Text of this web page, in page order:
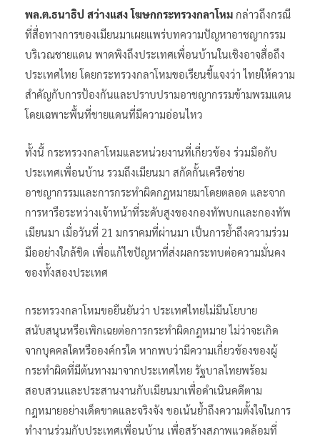
พล.ต.ธนาธิป สว่างแสง โฆษกกระทรวง​กลาโหม​ กล่าวถึงกรณี
ที่สื่อทางการของเมียนมาเผยแพร่บทความปัญหาอาชญากรรม
บริเวณชายแดน พาดพิงถึงประเทศเพื่อนบ้านในเชิงอาจสื่อถึง
ประเทศไทย โดยกระทรวงกลาโหมขอเรียนชี้แจงว่า ไทยให้ความ
สำคัญกับการป้องกันและปราบปรามอาชญากรรมข้ามพรมแดน
โดยเฉพาะพื้นที่ชายแดนที่มีความอ่อนไหว
ทั้งนี้ กระทรวงกลาโหมและหน่วยงานที่เกี่ยวข้อง​ ร่วมมือกับ
ประเทศเพื่อนบ้าน รวมถึงเมียนมา​ สกัดกั้นเครือข่าย
อาชญากรรมและการกระทำผิดกฎหมายมาโดยตลอด และจาก
การหารือระหว่างเจ้าหน้าที่ระดับสูงของกองทัพบกและกองทัพ
เมียนมา เมื่อวันที่ 21 มกราคมที่ผ่านมา เป็นการย้ำถึงความร่วม
มืออย่างใกล้ชิด เพื่อแก้ไขปัญหาที่ส่งผลกระทบต่อความมั่นคง
ของทั้งสองประเทศ
กระทรวงกลาโหมขอยืนยันว่า ประเทศไทยไม่มีนโยบาย
สนับสนุนหรือเพิกเฉยต่อการกระทำผิดกฎหมาย ไม่ว่าจะเกิด
จากบุคคลใดหรือองค์กรใด หากพบว่ามีความเกี่ยวข้องของผู้
กระทำผิดที่มีต้นทางมาจากประเทศไทย รัฐบาลไทยพร้อม
สอบสวนและประสานงานกับเมียนมาเพื่อดำเนินคดีตาม
กฎหมายอย่างเด็ดขาดและจริงจัง​ ขอเน้นย้ำถึงความตั้งใจในการ
ทำงานร่วมกับประเทศเพื่อนบ้าน เพื่อสร้างสภาพแวดล้อมที่